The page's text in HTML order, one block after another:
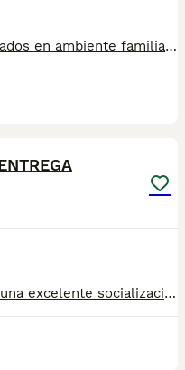
Chihuahuas cabeza manzana, criados en ambiente familiar, cachorros sanos y de calidad, vacunados y desparasitados. No dude en ponerse en contacto para más información.
...criado con dedicación, salud y una excelente socialización desde sus primeras semanas de vida, estaremos encantados de ayudarte. 🚚 Realizamos entregas en toda España, con especial frecuencia en **Andalucía**: Sevilla, Málaga, Cádiz, Córdoba, Granada, Jaén, Huelva y Almería. También entregamos habitualmente en Marbella, Jerez de la Frontera, Estepona, Fuengirola, Benalmádena, Mijas, Dos Hermanas y cualquier punto de España. **Entrega 100% a contrarreembolso.** No tendrás que adelantar el importe del cachorro. Lo recibirás en la puerta de tu casa mediante transporte especializado y podrás comprobar que todo está correcto antes de realizar el pago. Nuestros cachorros se entregan: ✅ Vacunados y desparasitados según su edad. ✅ Con microchip, cartilla veterinaria y documentación al día. ✅ Revisados veterinariamente antes de salir de nuestras instalaciones. ✅ Procedentes de excelentes líneas, seleccionadas por salud, carácter y morfología. ✅ Perfectamente socializados y acostumbrados al contacto diario con personas. ✅ Iniciados en el aprendizaje para hacer sus necesidades sobre empapador, facilitando su adaptación al nuevo hogar. ✅ Con asesoramiento personalizado antes y después de la entrega. Nuestro objetivo no es vender un cachorro más. Queremos que cada familia reciba un compañero sano, equilibrado y criado con el máximo cuidado desde el primer día. 📩 Si deseas fotografías, vídeos o más información, escríbenos por privado. Estaremos encantados de ayudarte a encontrar el compañero perfecto670864332 . . ..